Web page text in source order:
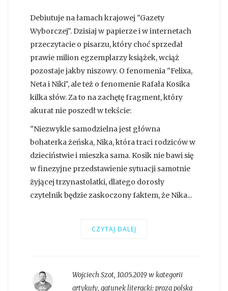
Debiutuje na łamach krajowej "Gazety
Wyborczej". Dzisiaj w papierze i w internetach
przeczytacie o pisarzu, który choć sprzedał
prawie milion egzemplarzy książek, wciąż
pozostaje jakby niszowy. O fenomenia "Felixa,
Neta i Niki", ale też o fenomenie Rafała Kosika
kilka słów. Za to na zachętę fragment, który
akurat nie poszedł w tekście:
"Niezwykle samodzielna jest główna
bohaterka żeńska, Nika, która traci rodziców w
dzieciństwie i mieszka sama. Kosik nie bawi się
w finezyjne przedstawienie sytuacji samotnie
żyjącej trzynastolatki, dlatego dorosły
czytelnik będzie zaskoczony faktem, że Nika...
CZYTAJ DALEJ
Wojciech Szot, 10.05.2019 w kategorii
artykuły, gatunek literacki:proza polska